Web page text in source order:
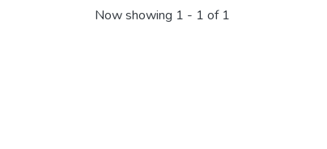
Now showing 1 - 1 of 1